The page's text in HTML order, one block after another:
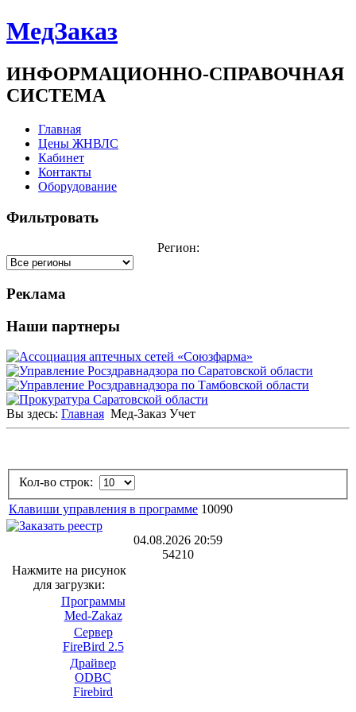
МедЗаказ
ИНФОРМАЦИОННО-СПРАВОЧНАЯ
СИСТЕМА
Главная
Цены ЖНВЛС
Кабинет
Контакты
Оборудование
Фильтровать
Регион:
Реклама
Наши партнеры
Вы здесь: Главная Мед-Заказ Учет
Кол-во строк:
Клавиши управления в программе 10090
04.08.2026 20:59
54210
Нажмите на рисунок
для загрузки:
Программы
Med-Zakaz
Сервер
FireBird 2.5
Драйвер
ODBC
Firebird